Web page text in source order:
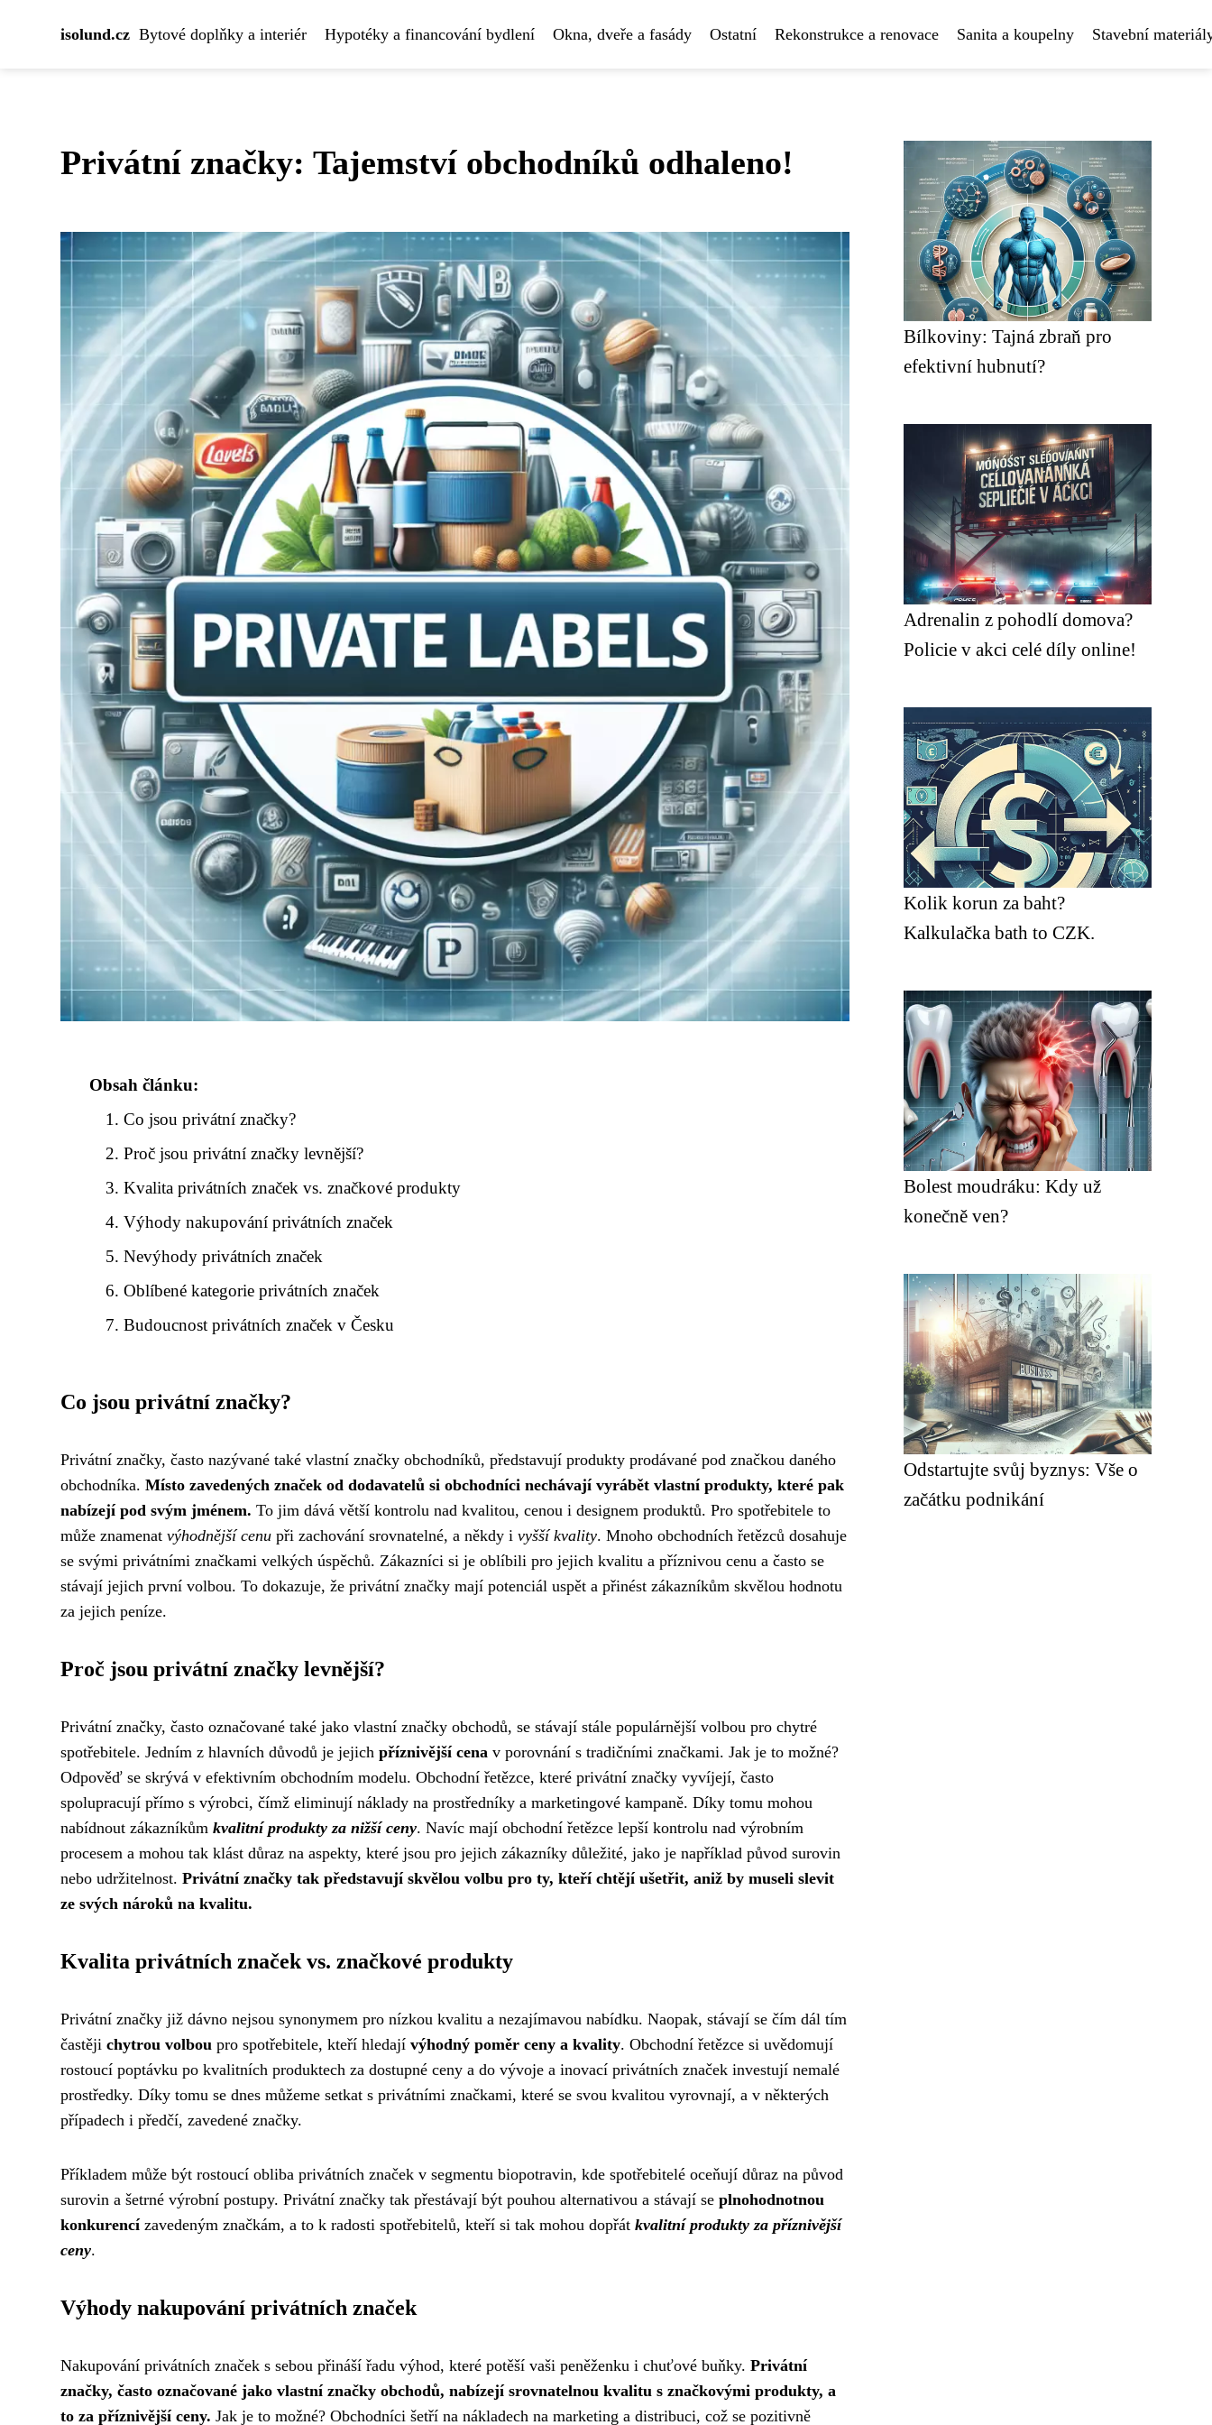
isolund.cz Bytové doplňky a interiér Hypotéky a financování bydlení Okna, dveře a fasády Ostatní Rekonstrukce a renovace Sanita a koupelny Stavební
Privátní značky: Tajemství obchodníků odhaleno!
Obsah článku:
Co jsou privátní značky?
Proč jsou privátní značky levnější?
Kvalita privátních značek vs. značkové produkty
Výhody nakupování privátních značek
Nevýhody privátních značek
Oblíbené kategorie privátních značek
Budoucnost privátních značek v Česku
Co jsou privátní značky?
Privátní značky, často nazývané také vlastní značky obchodníků, představují produkty prodávané pod značkou daného
obchodníka. Místo zavedených značek od dodavatelů si obchodníci nechávají vyrábět vlastní produkty, které pak
nabízejí pod svým jménem. To jim dává větší kontrolu nad kvalitou, cenou i designem produktů. Pro spotřebitele to
může znamenat výhodnější cenu při zachování srovnatelné, a někdy i vyšší kvality. Mnoho obchodních řetězců dosahuje
se svými privátními značkami velkých úspěchů. Zákazníci si je oblíbili pro jejich kvalitu a příznivou cenu a často se
stávají jejich první volbou. To dokazuje, že privátní značky mají potenciál uspět a přinést zákazníkům skvělou hodnotu
za jejich peníze.
Proč jsou privátní značky levnější?
Privátní značky, často označované také jako vlastní značky obchodů, se stávají stále populárnější volbou pro chytré
spotřebitele. Jedním z hlavních důvodů je jejich příznivější cena v porovnání s tradičními značkami. Jak je to možné?
Odpověď se skrývá v efektivním obchodním modelu. Obchodní řetězce, které privátní značky vyvíjejí, často
spolupracují přímo s výrobci, čímž eliminují náklady na prostředníky a marketingové kampaně. Díky tomu mohou
nabídnout zákazníkům kvalitní produkty za nižší ceny. Navíc mají obchodní řetězce lepší kontrolu nad výrobním
procesem a mohou tak klást důraz na aspekty, které jsou pro jejich zákazníky důležité, jako je například původ surovin
nebo udržitelnost. Privátní značky tak představují skvělou volbu pro ty, kteří chtějí ušetřit, aniž by museli slevit
ze svých nároků na kvalitu.
Kvalita privátních značek vs. značkové produkty
Privátní značky již dávno nejsou synonymem pro nízkou kvalitu a nezajímavou nabídku. Naopak, stávají se čím dál tím
častěji chytrou volbou pro spotřebitele, kteří hledají výhodný poměr ceny a kvality. Obchodní řetězce si uvědomují
rostoucí poptávku po kvalitních produktech za dostupné ceny a do vývoje a inovací privátních značek investují nemalé
prostředky. Díky tomu se dnes můžeme setkat s privátními značkami, které se svou kvalitou vyrovnají, a v některých
případech i předčí, zavedené značky.
Příkladem může být rostoucí obliba privátních značek v segmentu biopotravin, kde spotřebitelé oceňují důraz na původ
surovin a šetrné výrobní postupy. Privátní značky tak přestávají být pouhou alternativou a stávají se plnohodnotnou
konkurencízavedeným značkám, a to k radosti spotřebitelů, kteří si tak mohou dopřát kvalitní produkty za příznivější
ceny.
Výhody nakupování privátních značek
Nakupování privátních značek s sebou přináší řadu výhod, které potěší vaši peněženku i chuťové buňky. Privátní
značky, často označované jako vlastní značky obchodů, nabízejí srovnatelnou kvalitu s značkovými produkty, a
to za příznivější ceny. Jak je to možné? Obchodníci šetří na nákladech na marketing a distribuci, což se pozitivně
Bílkoviny: Tajná zbraň pro
efektivní hubnutí?
Adrenalin z pohodlí domova?
Policie v akci celé díly online!
Kolik korun za baht?
Kalkulačka bath to CZK.
Bolest moudráku: Kdy už
konečně ven?
Odstartujte svůj byznys: Vše o
začátku podnikání